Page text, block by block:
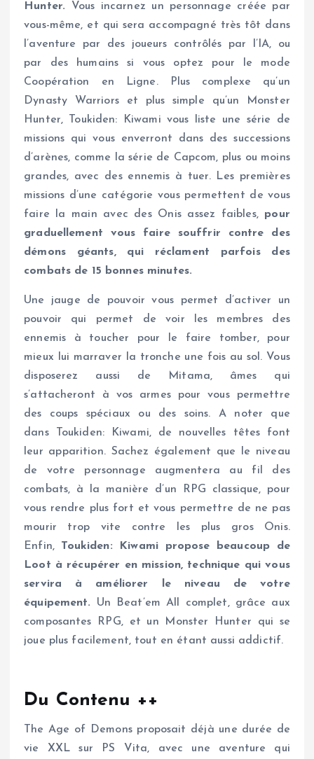
Hunter. Vous incarnez un personnage créée par
vous-même, et qui sera accompagné très tôt dans
l’aventure par des joueurs contrôlés par l’IA, ou
par des humains si vous optez pour le mode
Coopération en Ligne. Plus complexe qu’un
Dynasty Warriors et plus simple qu’un Monster
Hunter, Toukiden: Kiwami vous liste une série de
missions qui vous enverront dans des successions
d’arènes, comme la série de Capcom, plus ou moins
grandes, avec des ennemis à tuer. Les premières
missions d’une catégorie vous permettent de vous
faire la main avec des Onis assez faibles, pour
graduellement vous faire souffrir contre des
démons géants, qui réclament parfois des
combats de 15 bonnes minutes.
Une jauge de pouvoir vous permet d’activer un
pouvoir qui permet de voir les membres des
ennemis à toucher pour le faire tomber, pour
mieux lui marraver la tronche une fois au sol. Vous
disposerez aussi de Mitama, âmes qui
s’attacheront à vos armes pour vous permettre
des coups spéciaux ou des soins. A noter que
dans Toukiden: Kiwami, de nouvelles têtes font
leur apparition. Sachez également que le niveau
de votre personnage augmentera au fil des
combats, à la manière d’un RPG classique, pour
vous rendre plus fort et vous permettre de ne pas
mourir trop vite contre les plus gros Onis.
Enfin, Toukiden: Kiwami propose beaucoup de
Loot à récupérer en mission, technique qui vous
servira à améliorer le niveau de votre
équipement.
Un Beat’em All complet, grâce aux
composantes RPG, et un Monster Hunter qui se
joue plus facilement, tout en étant aussi addictif.
Du Contenu ++
The Age of Demons proposait déjà une durée de
vie XXL sur PS Vita, avec une aventure qui